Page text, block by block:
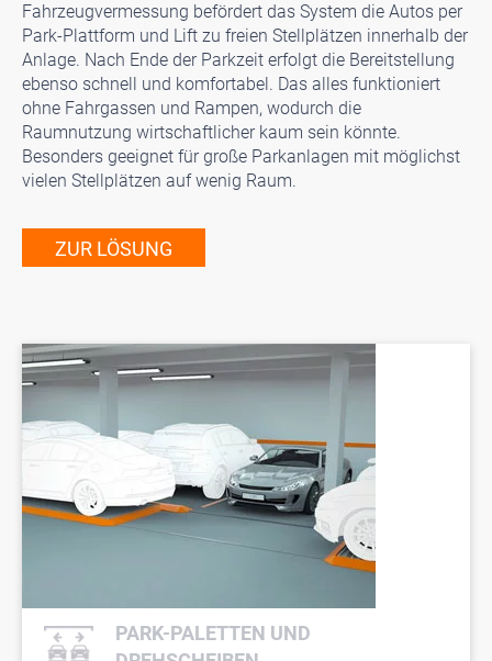
Fahrzeugvermessung befördert das System die Autos per
Park-Plattform und Lift zu freien Stellplätzen innerhalb der
Anlage. Nach Ende der Parkzeit erfolgt die Bereitstellung
ebenso schnell und komfortabel. Das alles funktioniert
ohne Fahrgassen und Rampen, wodurch die
Raumnutzung wirtschaftlicher kaum sein könnte.
Besonders geeignet für große Parkanlagen mit möglichst
vielen Stellplätzen auf wenig Raum.
ZUR LÖSUNG
PARK-PALETTEN UND